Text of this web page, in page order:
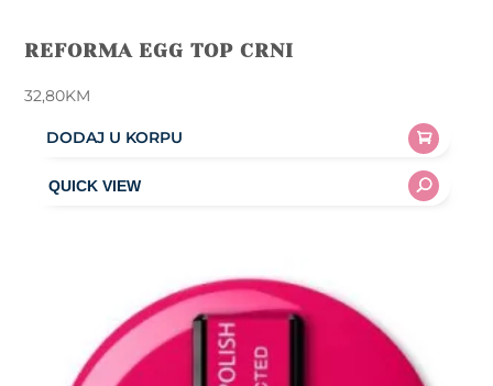
REFORMA EGG TOP CRNI
32,80KM
DODAJ U KORPU